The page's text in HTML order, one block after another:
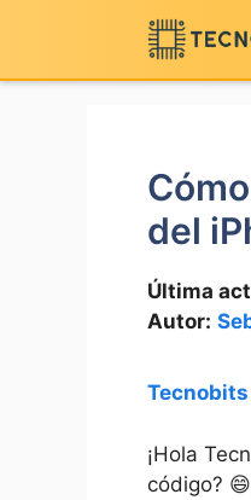
contenido
del
Última
Autor:
Tecnobits
¡Hola
‌código?